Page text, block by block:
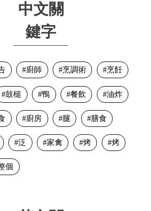
中文關
鍵字
廚師 烹調術 烹飪
鼓槌 鴨 餐飲 油炸
廚房 腿 膳食
泛 家禽 烤 烤
個